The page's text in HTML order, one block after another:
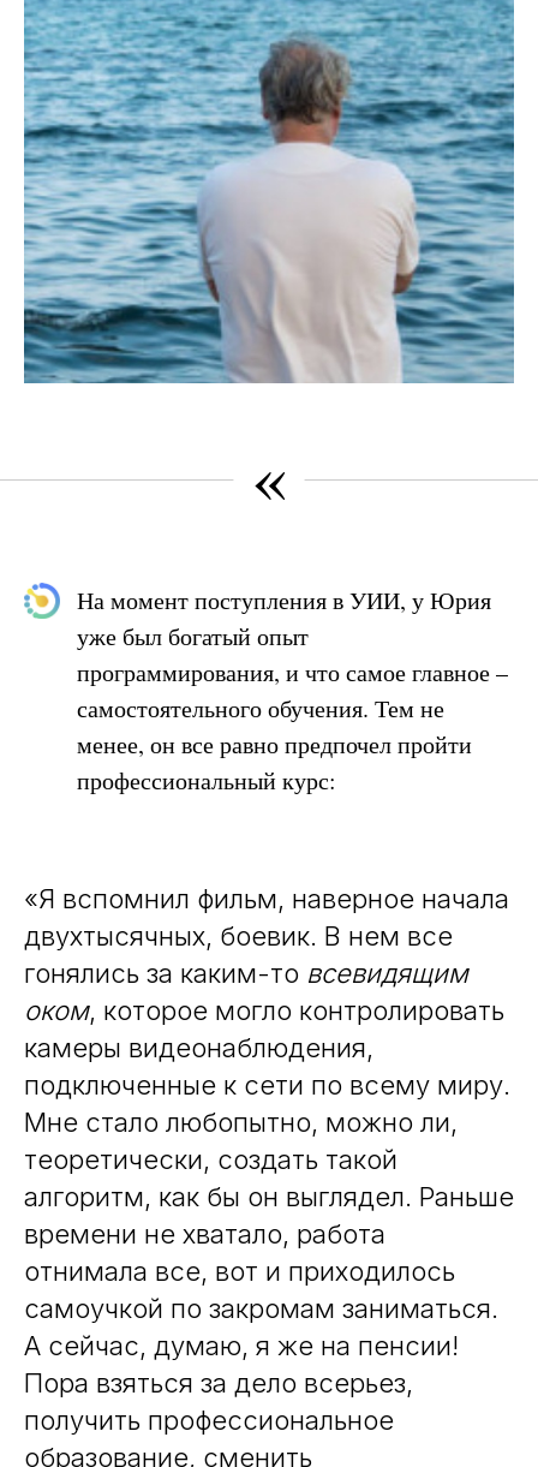
«
На момент поступления в УИИ, у Юрия
уже был богатый опыт
программирования, и что самое главное –
самостоятельного обучения. Тем не
менее, он все равно предпочел пройти
профессиональный курс:
«Я вспомнил фильм, наверное начала
двухтысячных, боевик. В нем все
гонялись за каким-то всевидящим
оком, которое могло контролировать
камеры видеонаблюдения,
подключенные к сети по всему миру.
Мне стало любопытно, можно ли,
теоретически, создать такой
алгоритм, как бы он выглядел. Раньше
времени не хватало, работа
отнимала все, вот и приходилось
самоучкой по закромам заниматься.
А сейчас, думаю, я же на пенсии!
Пора взяться за дело всерьез,
получить профессиональное
образование, сменить